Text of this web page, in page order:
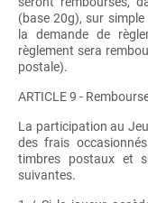
(base 20g), sur
la demande de
règlement sera
postale).
ARTICLE 9 -
La participation au
des frais
timbres postaux et
suivantes.